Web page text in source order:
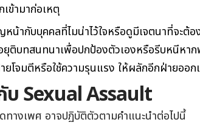
ข้ามาก่อเหตุ
หน้ากับบุคคลที่ไมน่าไว้ใจหรือดูมีเจตนาที่จะต้อ
ยุติบทสนทนาเพื่อปกป้องตัวเองหรือรีบหนีหา
ยโจมตีหรือใช้ความรุนแรง ให้ผลักอีกฝ่ายออก
บ Sexual Assault
ทางเพศ อาจปฏิบัติตัวตามคำแนะนำต่อไปนี้